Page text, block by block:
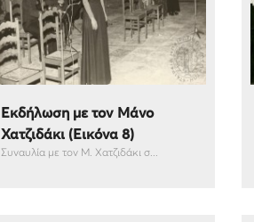
Εκδήλωση με τον Μάνο
Χατζιδάκι (Εικόνα 8)
Συναυλία με τον Μ. Χατζιδάκι σ...